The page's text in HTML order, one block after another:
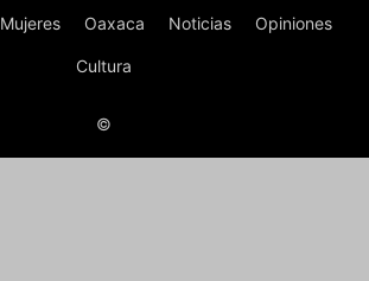
Mujeres Oaxaca Noticias Opiniones
Cultura
©